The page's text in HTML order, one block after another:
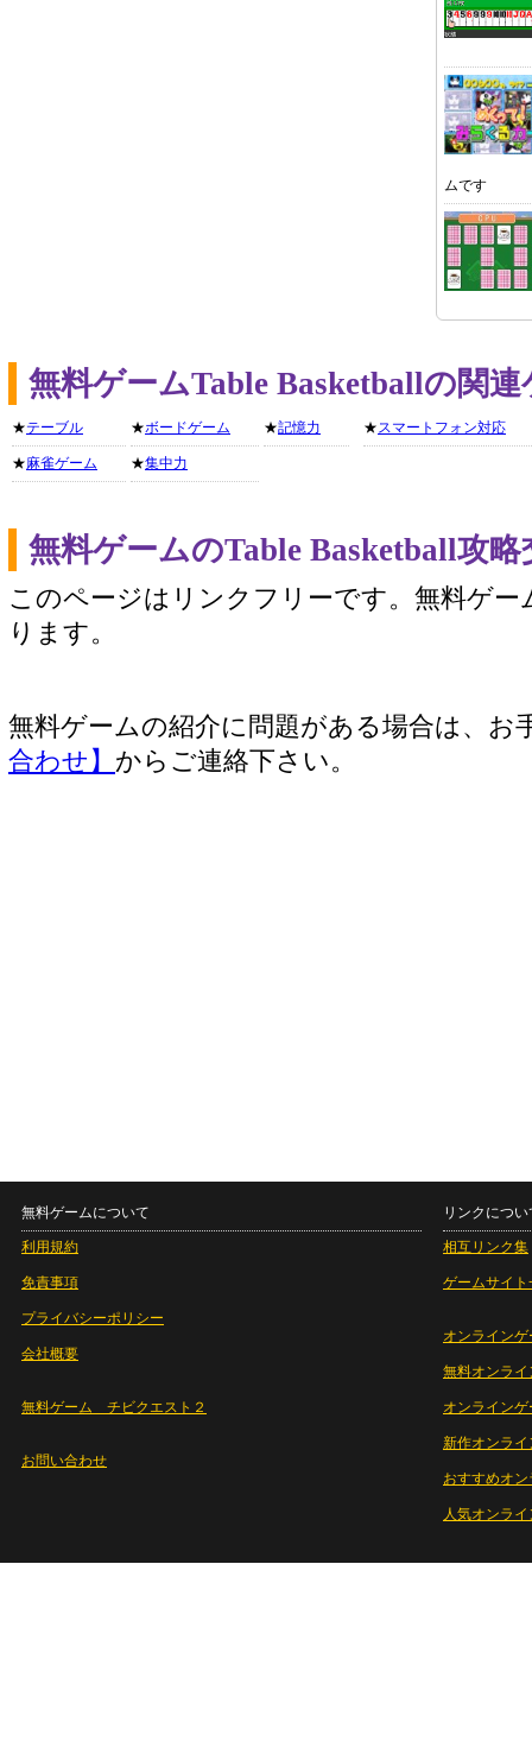
ムです
無料ゲームTable Basketballの関
★テーブル
★麻雀ゲーム
★ボードゲーム
★集中力
★記憶力 ★スマートフォン対応
無料ゲームのTable Basketball攻
このページはリンクフリーです。無料ゲー
ります。
無料ゲームの紹介に問題がある場合は、お
合わせ】 からご連絡下さい。
無料ゲームについて
利用規約
免責事項
プライバシーポリシー
会社概要
無料ゲーム チビクエスト２
お問い合わせ
リンクについ
相互リンク集
ゲームサイト
オンラインゲ
無料オンライ
オンライン
新作オンライ
おすすめオ
人気オンラ